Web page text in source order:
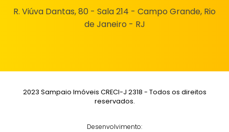
R. Viúva Dantas, 80 - Sala 214 - Campo Grande, Rio
de Janeiro - RJ
2023 Sampaio Imóveis CRECI-J 2318 - Todos os direitos
reservados.
Desenvolvimento: